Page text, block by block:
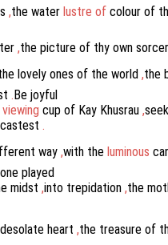
,the water lustre of colour of
,the picture of thy own
lovely ones of the world ,the
.Be joyful
viewing cup of Kay Khusrau ,seek
castest .
way ,with the luminous
one played
midst ,into trepidation ,the
desolate heart ,the treasure of